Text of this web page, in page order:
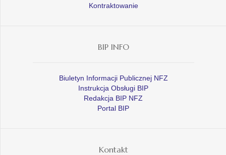
Kontraktowanie
BIP INFO
Biuletyn Informacji Publicznej NFZ
Instrukcja Obsługi BIP
Redakcja BIP NFZ
Portal BIP
Kontakt